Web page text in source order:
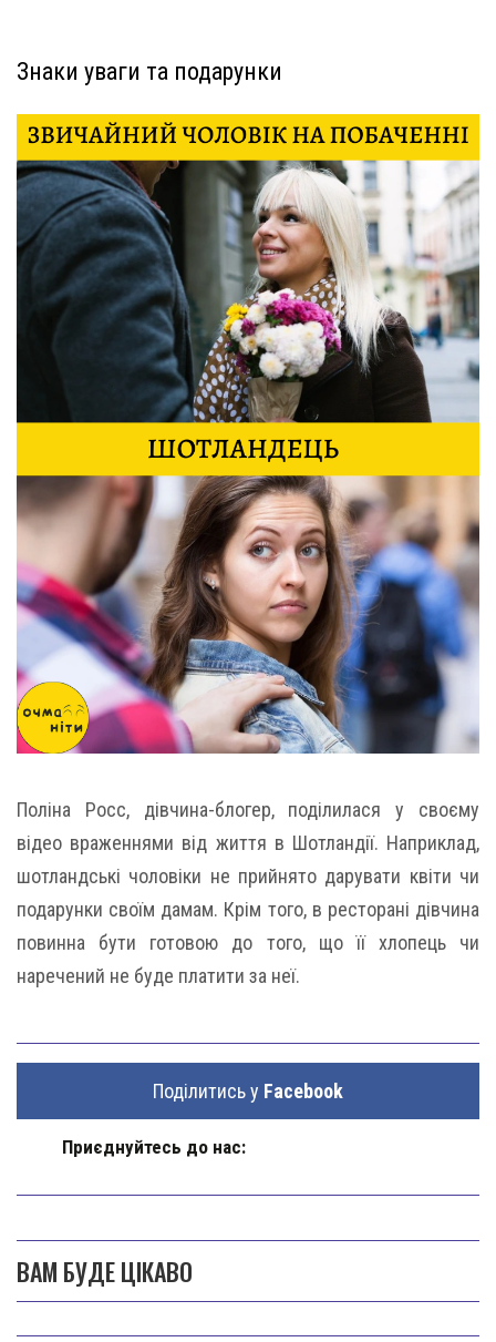
Знаки уваги та подарунки
Поліна Росс, дівчина-блогер, поділилася у своєму
відео враженнями від життя в Шотландії. Наприклад,
шотландські чоловіки не прийнято дарувати квіти чи
подарунки своїм дамам. Крім того, в ресторані дівчина
повинна бути готовою до того, що її хлопець чи
наречений не буде платити за неї.
Поділитись у Facebook
Приєднуйтесь до нас:
ВАМ БУДЕ ЦІКАВО